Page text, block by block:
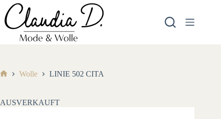
Zum
Inhalt
springen
Wolle LINIE 502 CITA
AUSVERKAUFT